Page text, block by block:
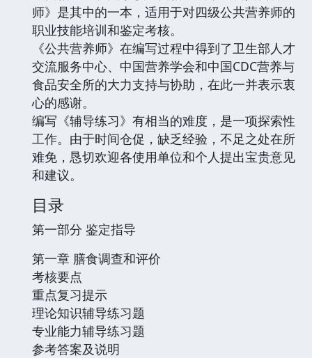
师》是其中的一本，适用于对四级公共营养师的
职业技能培训和鉴定考核。
《公共营养师》在编写过程中得到了卫生部人才
交流服务中心、中国营养学会和中国CDC营养与
食品安全所的大力支持与协助，在此一并表示衷
心的感谢。
编写《辅导练习》有相当的难度，是一项探索性
工作。由于时间仓促，缺乏经验，不足之处在所
难免，恳切欢迎各使用单位和个人提出宝贵意见
和建议。
目录
第一部分 鉴定指导
第一章 膳食调查和评价
考核要点
重点复习提示
理论知识辅导练习题
专业能力辅导练习题
参考答案及说明